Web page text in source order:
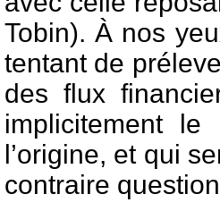
Tobin). À nos
tentant de
des flux
implicitement
l’origine, et qui
contraire